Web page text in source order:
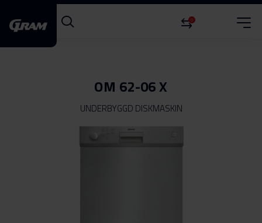
0
OM 62-06 X
UNDERBYGGD DISKMASKIN